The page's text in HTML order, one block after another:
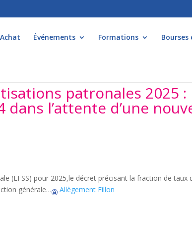
Événements Formations Bourses
patronales 2025 :
l’attente d’une
(LFSS) pour 2025,le décret précisant la fraction de taux
générale…
Allègement Fillon